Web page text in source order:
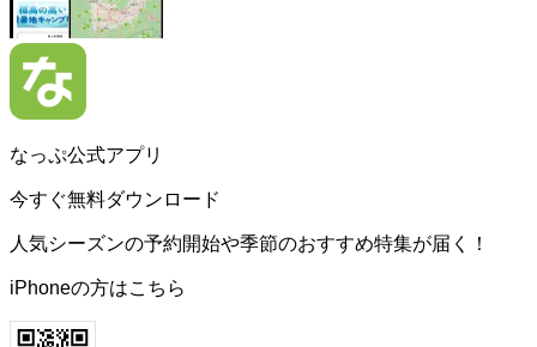
なっぷ公式アプリ
今すぐ無料ダウンロード
人気シーズンの予約開始や季節のおすすめ特集が届く！
iPhoneの方はこちら